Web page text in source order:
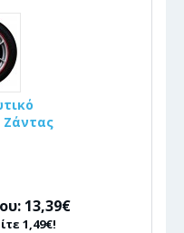
13,39€
1,49€!